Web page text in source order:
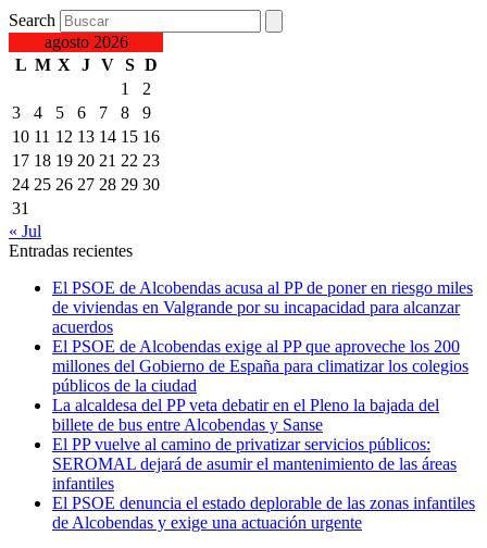
Search
agosto 2026
L M X J V S D
1
2
3
4 5 6 7 8
9
10 11 12 13 14 15 16
17 18 19 20 21 22 23
24 25 26 27 28 29 30
31
« Jul
Entradas recientes
El PSOE de Alcobendas acusa al PP de poner en riesgo miles
de viviendas en Valgrande por su incapacidad para alcanzar
acuerdos
El PSOE de Alcobendas exige al PP que aproveche los 200
millones del Gobierno de España para climatizar los colegios
públicos de la ciudad
La alcaldesa del PP veta debatir en el Pleno la bajada del
billete de bus entre Alcobendas y Sanse
El PP vuelve al camino de privatizar servicios públicos:
SEROMAL dejará de asumir el mantenimiento de las áreas
infantiles
El PSOE denuncia el estado deplorable de las zonas infantiles
de Alcobendas y exige una actuación urgente